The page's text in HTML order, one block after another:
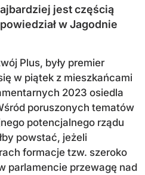
jest częścią
w Jagodnie
Plus, były premier
w piątek z mieszkańcami
2023 osiedla
poruszonych tematów
potencjalnego rządu
powstać, jeżeli
formacje tzw. szeroko
parlamencie przewagę nad